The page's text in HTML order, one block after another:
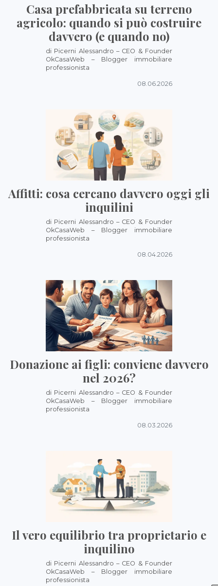
Casa prefabbricata su terreno
agricolo: quando si può costruire
davvero (e quando no)
di Picerni Alessandro – CEO & Founder
OkCasaWeb – Blogger immobiliare
professionista
08.06.2026
Affitti: cosa cercano davvero oggi gli
inquilini
di Picerni Alessandro – CEO & Founder
OkCasaWeb – Blogger immobiliare
professionista
08.04.2026
Donazione ai figli: conviene davvero
nel 2026?
di Picerni Alessandro – CEO & Founder
OkCasaWeb – Blogger immobiliare
professionista
08.03.2026
Il vero equilibrio tra proprietario e
inquilino
di Picerni Alessandro – CEO & Founder
OkCasaWeb – Blogger immobiliare
professionista